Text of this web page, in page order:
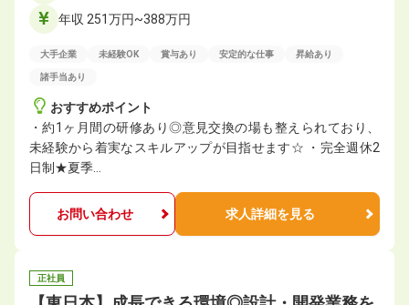
年収 251万円~388万円
大手企業 未経験OK 賞与あり 安定的な仕事 昇給あり
諸手当あり
おすすめポイント
・約1ヶ月間の研修あり◎意見交換の場も整えられており、
未経験から着実なスキルアップが目指せます☆ ・完全週休2
日制★夏季…
お問い合わせ 求人詳細を見る
正社員